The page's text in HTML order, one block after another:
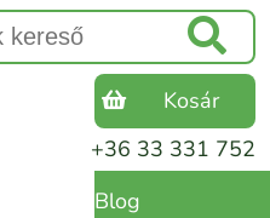
+36 33 331 752
Kosár
Blog